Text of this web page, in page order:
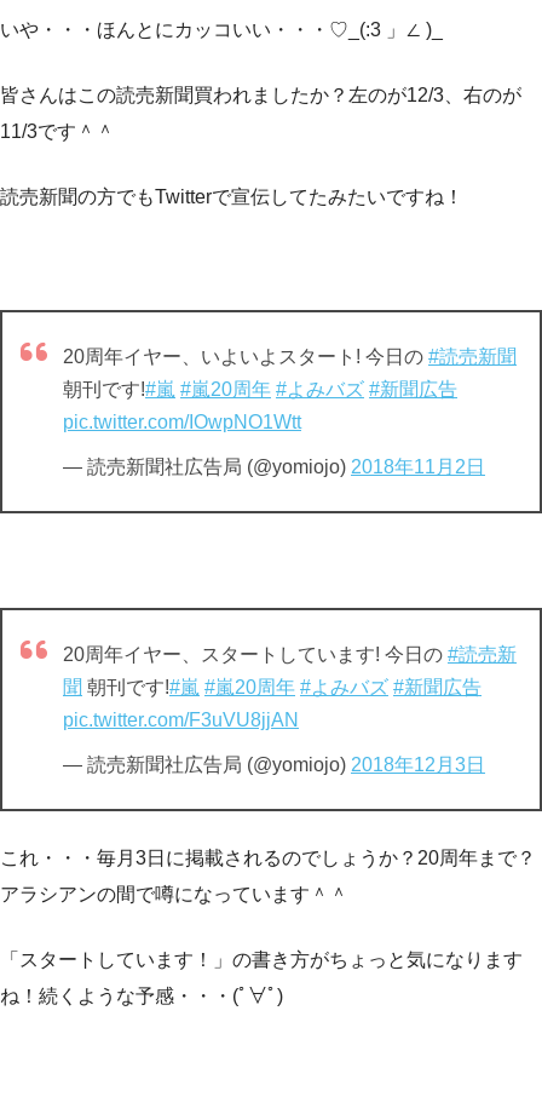
いや・・・ほんとにカッコいい・・・♡_(:3 」∠ )_
皆さんはこの読売新聞買われましたか？左のが12/3、右のが
11/3です＾＾
読売新聞の方でもTwitterで宣伝してたみたいですね！
20周年イヤー、いよいよスタート! 今日の #読売新聞
朝刊です!#嵐 #嵐20周年 #よみバズ #新聞広告
pic.twitter.com/IOwpNO1Wtt
— 読売新聞社広告局 (@yomiojo) 2018年11月2日
20周年イヤー、スタートしています! 今日の #読売新
聞 朝刊です!#嵐 #嵐20周年 #よみバズ #新聞広告
pic.twitter.com/F3uVU8jjAN
— 読売新聞社広告局 (@yomiojo) 2018年12月3日
これ・・・毎月3日に掲載されるのでしょうか？20周年まで？
アラシアンの間で噂になっています＾＾
「スタートしています！」の書き方がちょっと気になります
ね！続くような予感・・・(ﾟ∀ﾟ)